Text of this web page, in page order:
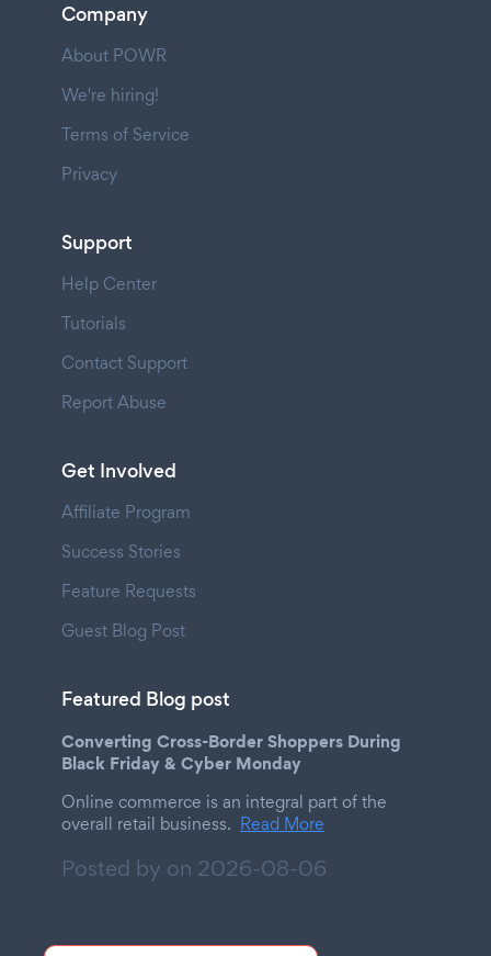
Company
About POWR
We're hiring!
Terms of Service
Privacy
Support
Help Center
Tutorials
Contact Support
Report Abuse
Get Involved
Affiliate Program
Success Stories
Feature Requests
Guest Blog Post
Featured Blog post
Converting Cross-Border Shoppers During
Black Friday & Cyber Monday
Online commerce is an integral part of the
overall retail business. Read More
Posted by on 2026-08-06